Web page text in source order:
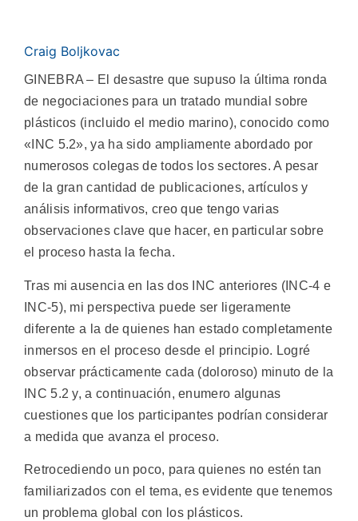
Craig Boljkovac
GINEBRA – El desastre que supuso la última ronda
de negociaciones para un tratado mundial sobre
plásticos (incluido el medio marino), conocido como
«INC 5.2», ya ha sido ampliamente abordado por
numerosos colegas de todos los sectores. A pesar
de la gran cantidad de publicaciones, artículos y
análisis informativos, creo que tengo varias
observaciones clave que hacer, en particular sobre
el proceso hasta la fecha.
Tras mi ausencia en las dos INC anteriores (INC-4 e
INC-5), mi perspectiva puede ser ligeramente
diferente a la de quienes han estado completamente
inmersos en el proceso desde el principio. Logré
observar prácticamente cada (doloroso) minuto de la
INC 5.2 y, a continuación, enumero algunas
cuestiones que los participantes podrían considerar
a medida que avanza el proceso.
Retrocediendo un poco, para quienes no estén tan
familiarizados con el tema, es evidente que tenemos
un problema global con los plásticos.